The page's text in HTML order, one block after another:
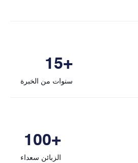
+
15
سنوات من الخبرة
+
100
الزبائن سعداء